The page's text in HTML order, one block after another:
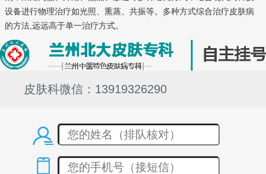
设备进行物理治疗如光照、熏蒸、共振等。多种方式综合治疗皮肤病
的方法,远远高于单一治疗方式。
皮肤科微信：13919326290